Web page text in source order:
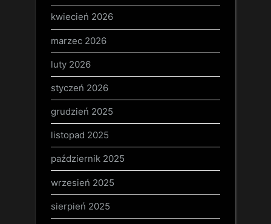
kwiecień 2026
marzec 2026
luty 2026
styczeń 2026
grudzień 2025
listopad 2025
październik 2025
wrzesień 2025
sierpień 2025